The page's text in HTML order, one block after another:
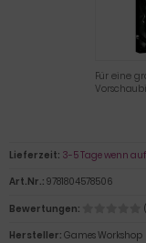
Für eine
Lieferzeit: 3-5 Tage wenn
Art.Nr.: 9781804578506
Bewertungen:
Hersteller: Games Workshop